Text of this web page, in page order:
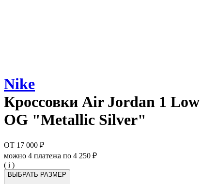
Nike
Кроссовки Air Jordan 1 Low
OG "Metallic Silver"
ОТ 17 000 ₽
можно 4 платежа по 4 250 ₽
( i )
ВЫБРАТЬ РАЗМЕР